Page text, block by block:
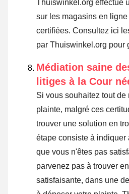
Thuiswinkel.org effectue
sur les magasins en
certifiées. Consultez ici
par Thuiswinkel.org pour
Médiation saine
litiges à la Cour
Si vous souhaitez tout de
plainte, malgré ces
trouver une solution en
étape consiste à indiquer
que vous n'êtes pas
parvenez pas à trouver
satisfaisante, dans une